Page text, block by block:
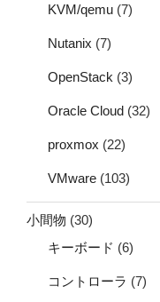
KVM/qemu (7)
Nutanix (7)
OpenStack (3)
Oracle Cloud (32)
proxmox (22)
VMware (103)
小間物 (30)
キーボード (6)
コントローラ (7)